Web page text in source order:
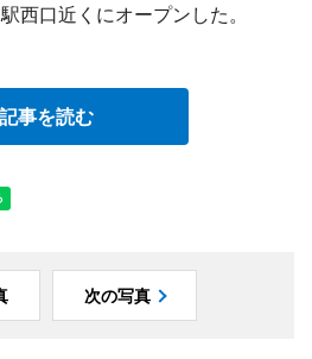
西口近くにオープンした。
記事を読む
次の写真